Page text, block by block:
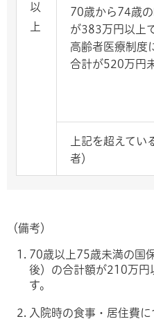
以
上
70歳から74歳
が383万円以上
高齢者医療制度
合計が520万円
上記を超えてい
者）
（備考）
70歳以上75歳未満の国
後）の合計額が210万円
す。
入院時の食事・居住費